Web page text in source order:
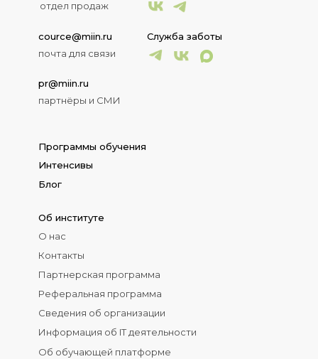
Об институте
О нас
Контакты
Партнерская программа
Реферальная программа
Сведения об организации
Информация об IT деятельности
Об обучающей платформе
pr@miin.ru
Интенсивы
отдел продаж
Блог
Программы обучения
партнёры и СМИ
почта для связи
cource@miin.ru Служба заботы